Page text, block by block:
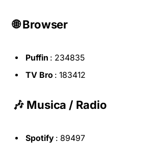
🌐 Browser
Puffin : 234835
TV Bro: 183412
🎶 Musica / Radio
Spotify: 89497